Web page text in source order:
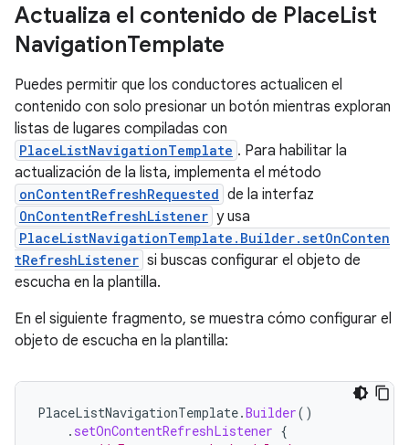
Actualiza el contenido de PlaceList
NavigationTemplate
Puedes permitir que los conductores actualicen el
contenido con solo presionar un botón mientras exploran
listas de lugares compiladas con
PlaceListNavigationTemplate . Para habilitar la
actualización de la lista, implementa el método
onContentRefreshRequested de la interfaz
OnContentRefreshListener y usa
PlaceListNavigationTemplate.Builder.setOnConten
tRefreshListener si buscas configurar el objeto de
escucha en la plantilla.
En el siguiente fragmento, se muestra cómo configurar el
objeto de escucha en la plantilla:
PlaceListNavigationTemplate.Builder()
. setOnContentRefreshListener {